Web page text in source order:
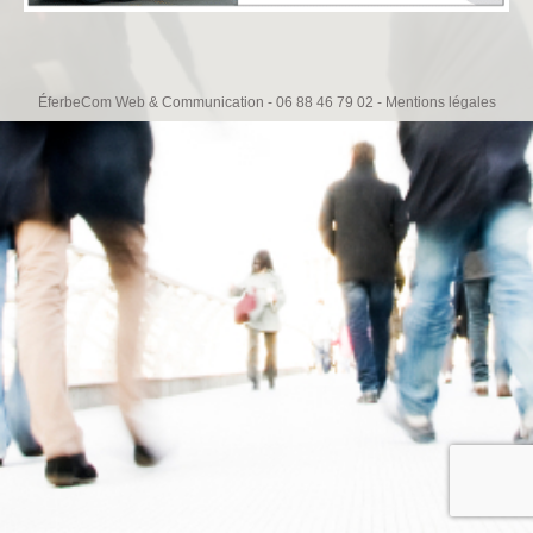
ÉferbeCom Web & Communication - 06 88 46 79 02 - Mentions légales